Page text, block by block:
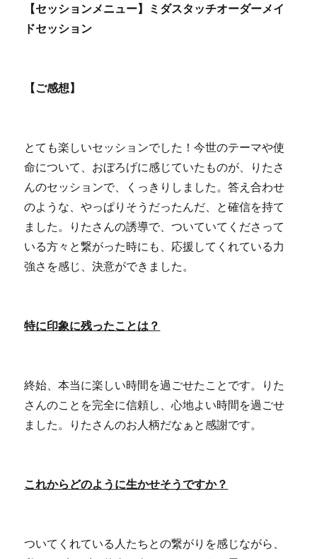
【セッションメニュー】ミダスタッチオーダーメイ
ドセッション
【ご感想】
とても楽しいセッションでした！今世のテーマや使
命について、おぼろげに感じていたものが、りたさ
んのセッションで、くっきりしました。答え合わせ
のような、やっぱりそうだったんだ、と確信を持て
ました。りたさんの誘導で、ついていてくださって
いる方々と繋がった時にも、応援してくれている力
強さを感じ、決意ができました。
特に印象に残ったことは？
終始、本当に楽しい時間を過ごせたことです。りた
さんのことを完全に信頼し、心地よい時間を過ごせ
ました。りたさんのお人柄だなぁと感謝です。
これからどのように生かせそうですか？
ついてくれている人たちとの繋がりを感じながら、